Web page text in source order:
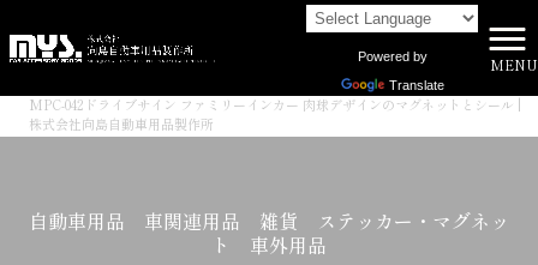
Powered by
Translate
MENU
商品一覧
>
MPC-042ドライブサイン ファミリーインカー 肉球デザインのマグネットとシール |
株式会社向島自動車用品製作所
自動車用品 車関連用品 雑貨 ステッカー・マグネッ
ト 車外用品